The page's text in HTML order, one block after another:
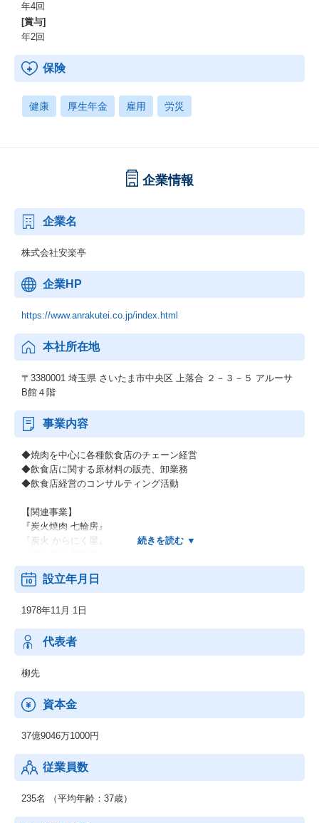
年4回
[賞与]
年2回
保険
健康 厚生年金 雇用 労災
企業情報
企業名
株式会社安楽亭
企業HP
https://www.anrakutei.co.jp/index.html
本社所在地
〒3380001 埼玉県 さいたま市中央区 上落合 ２－３－５ アルーサ
B館４階
事業内容
◆焼肉を中心に各種飲食店のチェーン経営
◆飲食店に関する原材料の販売、卸業務
◆飲食店経営のコンサルティング活動
【関連事業】
『炭火焼肉 七輪房』
『炭火 からにく屋』
『AGRICO』
『Cafe Bean’s』
【店舗数】
373店舗（2020年3月現在）
設立年月日
1978年11月 1日
代表者
柳先
資本金
37億9046万1000円
従業員数
235名 （平均年齢：37歳）